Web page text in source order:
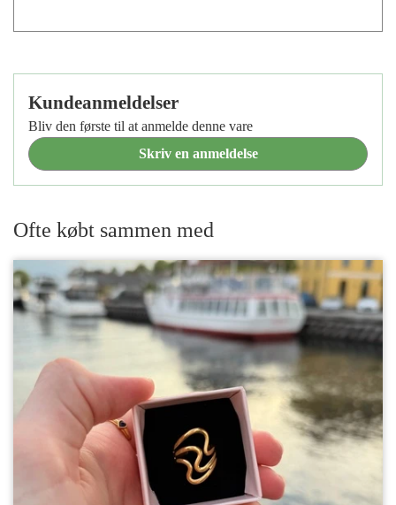
Kundeanmeldelser
Bliv den første til at anmelde denne vare
Skriv en anmeldelse
Ofte købt sammen med